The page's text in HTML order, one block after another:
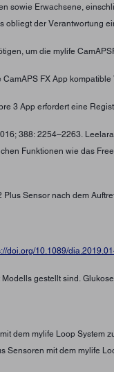
sowie Erwachsene,
obliegt der Verantwortung
um die mylife
FX App
3 App erfordert eine
388: 2254–2263.
Funktionen wie das
Sensor nach dem
doi.org/10.1089/
gestellt sind.
dem mylife Loop
mit dem mylife